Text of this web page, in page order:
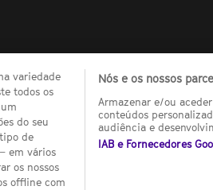
variedade
todos os
do seu
de
em vários
os nossos
offline com
Nós e os nossos
Armazenar e/ou
conteúdos
audiência e
IAB e Fornecedores